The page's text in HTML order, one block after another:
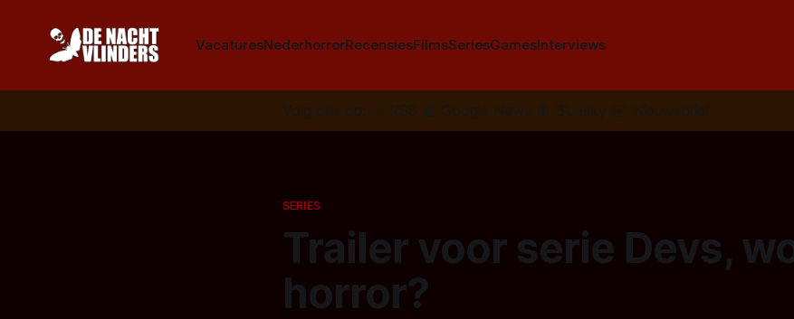
VacaturesNederhorrorRecensiesFilmsSeriesGamesInterviews
Volg ons op: 📣 RSS 📰 Google News 🦋 Bluesky ✉️ Nieuwsbrief
SERIES
Trailer voor serie Devs,
horror?